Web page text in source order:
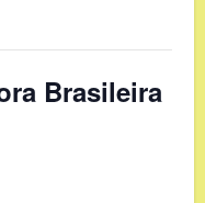
Brasileira